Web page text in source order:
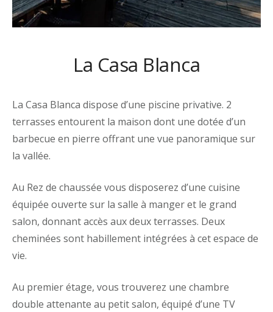
La Casa Blanca
La Casa Blanca dispose d’une piscine privative. 2
terrasses entourent la maison dont une dotée d’un
barbecue en pierre offrant une vue panoramique sur
la vallée.
Au Rez de chaussée vous disposerez d’une cuisine
équipée ouverte sur la salle à manger et le grand
salon, donnant accès aux deux terrasses. Deux
cheminées sont habillement intégrées à cet espace de
vie.
Au premier étage, vous trouverez une chambre
double attenante au petit salon, équipé d’une TV